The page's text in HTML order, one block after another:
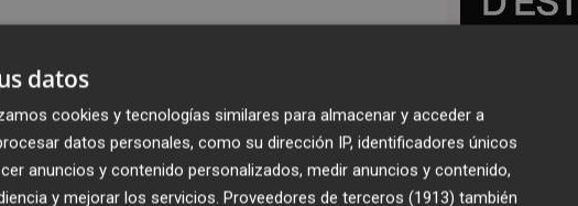
datos
cookies y tecnologías similares para almacenar y acceder a
datos personales, como su dirección IP, identificadores únicos
anuncios y contenido personalizados, medir anuncios y contenido,
y mejorar los servicios. Proveedores de terceros (1913) también